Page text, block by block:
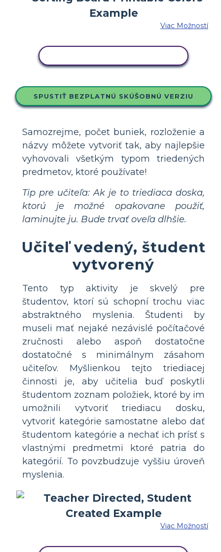
Viac Možností
SPUSTIŤ BEZPLATNÚ SKÚŠOBNÚ VERZIU
Samozrejme, počet buniek, rozloženie a
názvy môžete vytvoriť tak, aby najlepšie
vyhovovali všetkým typom triedených
predmetov, ktoré používate!
Tip pre učiteľa: Ak je to triediaca doska,
ktorú je možné opakovane použiť,
laminujte ju. Bude trvať oveľa dlhšie.
Učiteľ vedený, študent
vytvorený
Tento typ aktivity je skvelý pre
študentov, ktorí sú schopní trochu viac
abstraktného myslenia. Študenti by
museli mať nejaké nezávislé počítačové
zručnosti alebo aspoň dostatočne
dostatočné s minimálnym zásahom
učiteľov. Myšlienkou tejto triediacej
činnosti je, aby učitelia buď poskytli
študentom zoznam položiek, ktoré by im
umožnili vytvoriť triediacu dosku,
vytvoriť kategórie samostatne alebo dať
študentom kategórie a nechať ich prísť s
vlastnými predmetmi ktoré patria do
kategórií. To povzbudzuje vyššiu úroveň
myslenia.
Viac Možností